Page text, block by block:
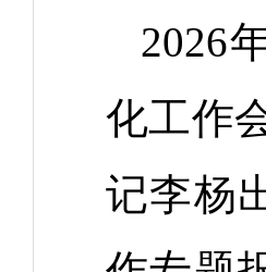
2026
化工作
记李杨